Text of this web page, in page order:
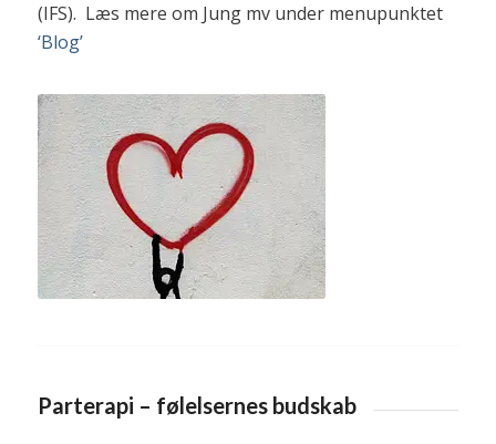
(IFS). Læs mere om Jung mv under menupunktet
‘Blog’
Parterapi – følelsernes budskab